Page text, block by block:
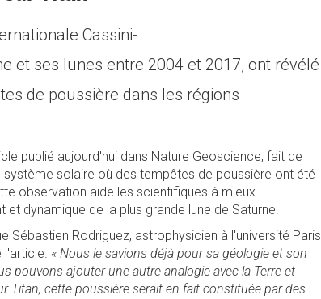
Cassini-
et ses lunes entre 2004 et 2017, ont révélé
de poussière dans les régions
publié aujourd'hui dans Nature Geoscience, fait de
solaire où des tempêtes de poussière ont été
observation aide les scientifiques à mieux
dynamique de la plus grande lune de Saturne.
Sébastien Rodriguez, astrophysicien à l'université Paris
« Nous le savions déjà pour sa géologie et son
pouvons ajouter une autre analogie avec la Terre et
Titan, cette poussière serait en fait constituée par des